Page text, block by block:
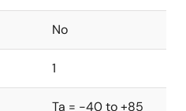
No
1
Ta = -40 to +85